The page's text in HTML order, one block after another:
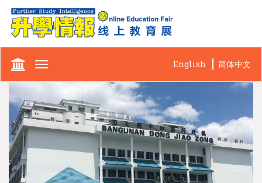
Toggle
English 简体中文